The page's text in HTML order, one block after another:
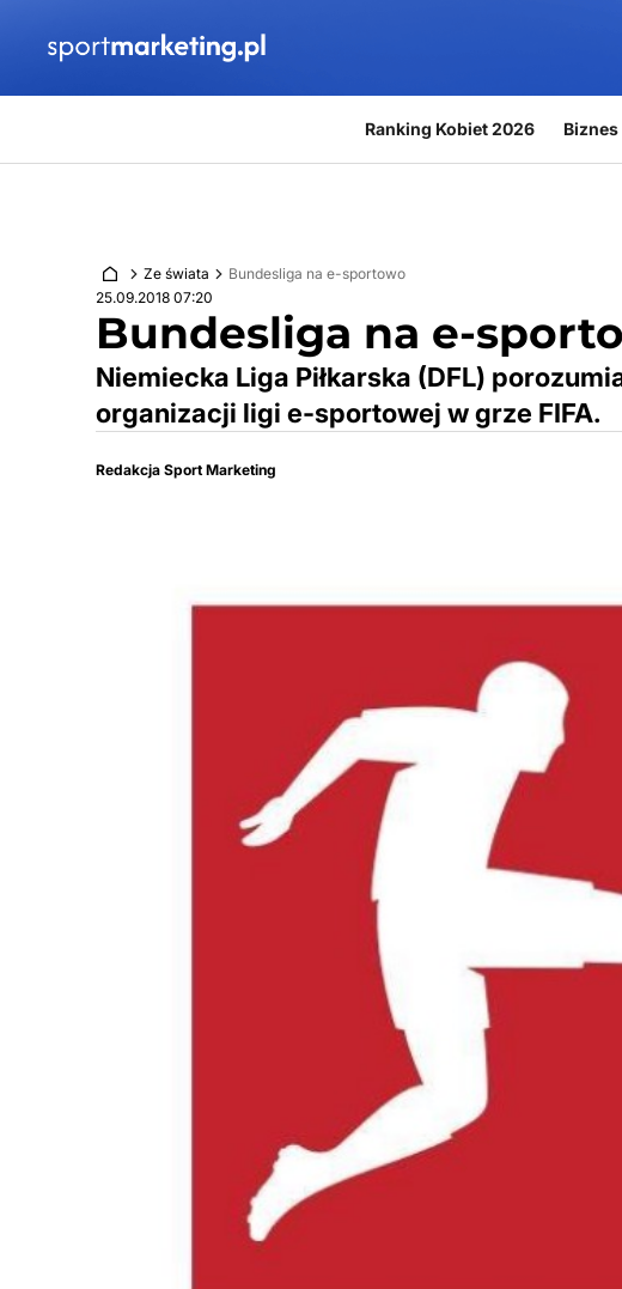
Ranking Kobiet 2026 Biznes
Ze świata
Bundesliga na e-sportowo
25.09.2018 07:20
Bundesliga na e-
Niemiecka Liga Piłkarska (DFL)
organizacji ligi e-sportowej w grze FIFA.
Redakcja Sport Marketing